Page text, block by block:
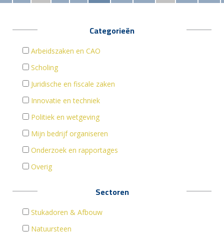
Categorieën
Arbeidszaken en CAO
Scholing
Juridische en fiscale zaken
Innovatie en techniek
Politiek en wetgeving
Mijn bedrijf organiseren
Onderzoek en rapportages
Overig
Sectoren
Stukadoren & Afbouw
Natuursteen